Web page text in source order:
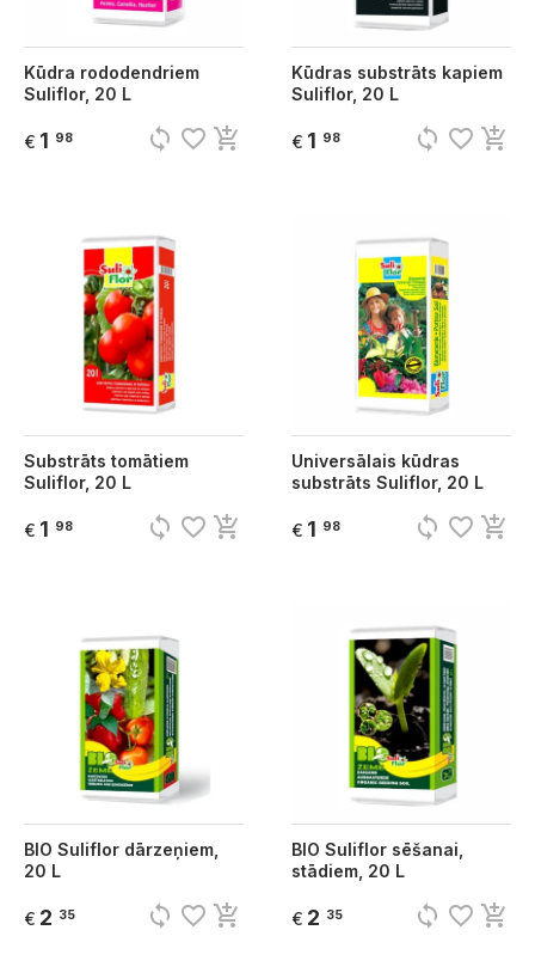
Kūdra rododendriem
Suliflor, 20 L
€ 1 98 sync favorite_border add_shopping_cart
Kūdras substrāts kapiem
Suliflor, 20 L
€ 1 98 sync favorite_border add_shopping_cart
Substrāts tomātiem
Suliflor, 20 L
€ 1 98 sync favorite_border add_shopping_cart
Universālais kūdras
substrāts Suliflor, 20 L
€ 1 98 sync favorite_border add_shopping_cart
BIO Suliflor dārzeņiem,
20 L
€ 2 35 sync favorite_border add_shopping_cart
BIO Suliflor sēšanai,
stādiem, 20 L
€ 2 35 sync favorite_border add_shopping_cart